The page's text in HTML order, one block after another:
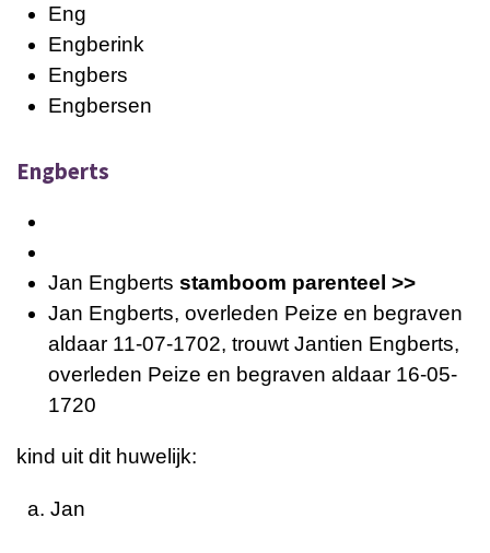
Eng
Engberink
Engbers
Engbersen
Engberts
Jan Engberts stamboom parenteel >>
Jan Engberts, overleden Peize en begraven
aldaar 11-07-1702, trouwt Jantien Engberts,
overleden Peize en begraven aldaar 16-05-
1720
kind uit dit huwelijk:
a. Jan